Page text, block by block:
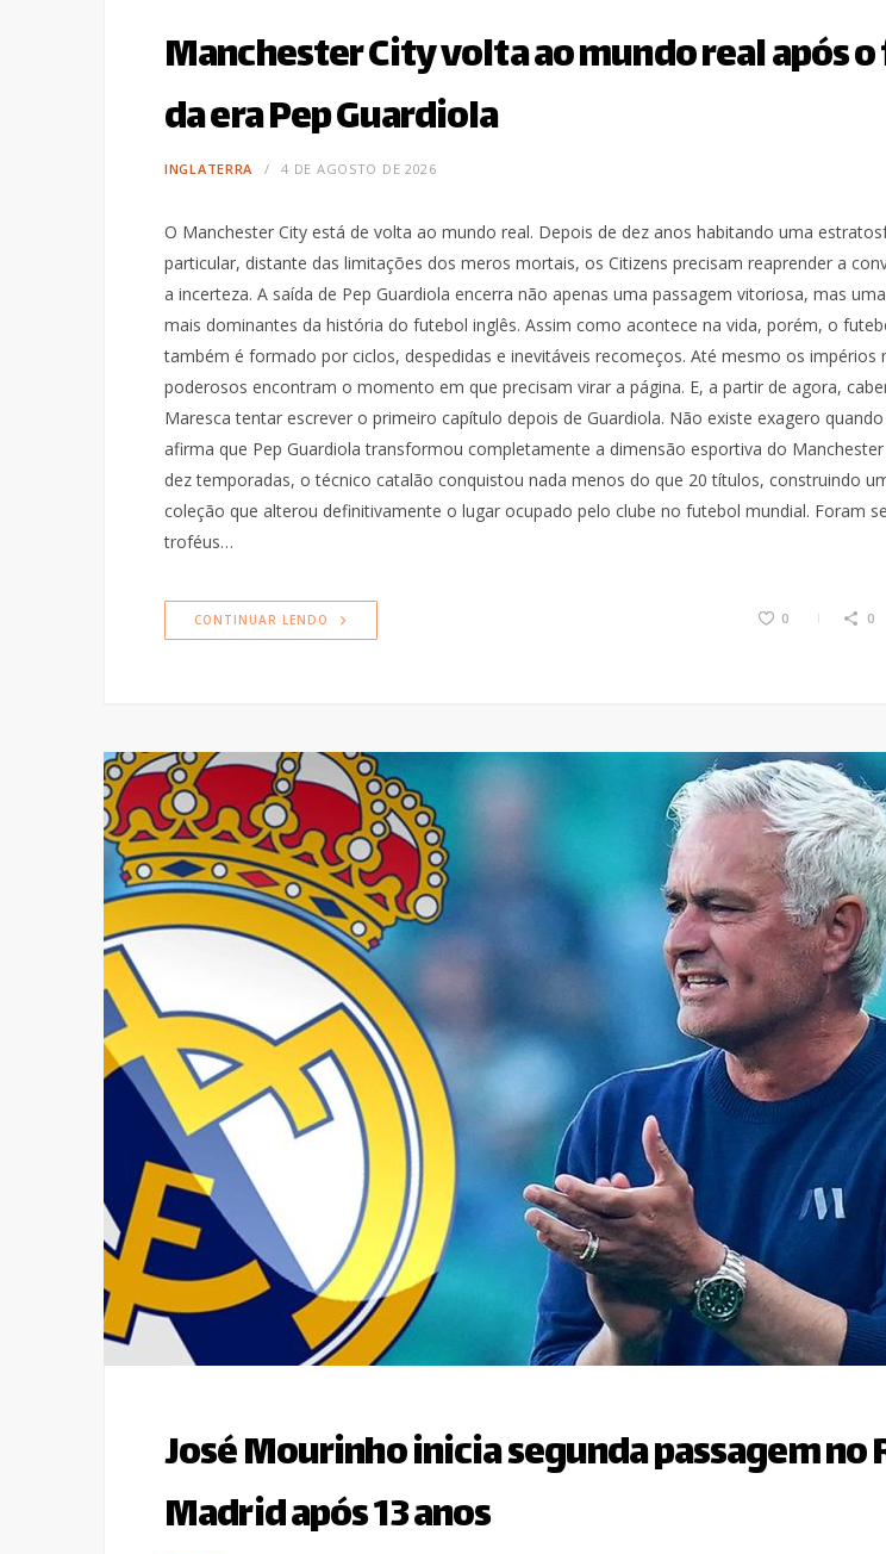
Manchester City volta ao mundo real após
da era Pep Guardiola
INGLATERRA 4 DE AGOSTO DE 2026
O Manchester City está de volta ao mundo real. Depois de dez anos habitando uma
particular, distante das limitações dos meros mortais, os Citizens precisam reaprender a
a incerteza. A saída de Pep Guardiola encerra não apenas uma passagem vitoriosa, mas
mais dominantes da história do futebol inglês. Assim como acontece na vida, porém, o
também é formado por ciclos, despedidas e inevitáveis recomeços. Até mesmo os impérios
poderosos encontram o momento em que precisam virar a página. E, a partir de agora,
Maresca tentar escrever o primeiro capítulo depois de Guardiola. Não existe exagero quando
afirma que Pep Guardiola transformou completamente a dimensão esportiva do Manchester
dez temporadas, o técnico catalão conquistou nada menos do que 20 títulos, construindo
coleção que alterou definitivamente o lugar ocupado pelo clube no futebol mundial. Foram
troféus…
CONTINUAR LENDO 0 0
José Mourinho inicia segunda passagem no
Madrid após 13 anos